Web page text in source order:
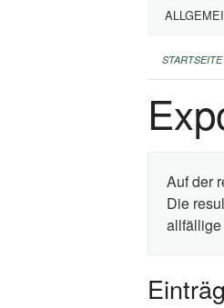
STARTSEITE
Auf der
Die